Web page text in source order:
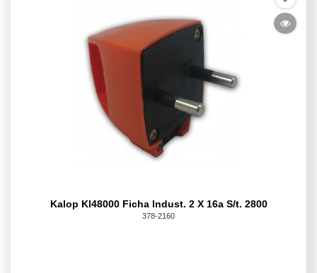
Kalop Kl48000 Ficha Indust. 2 X 16a S/t. 2800
378-2160